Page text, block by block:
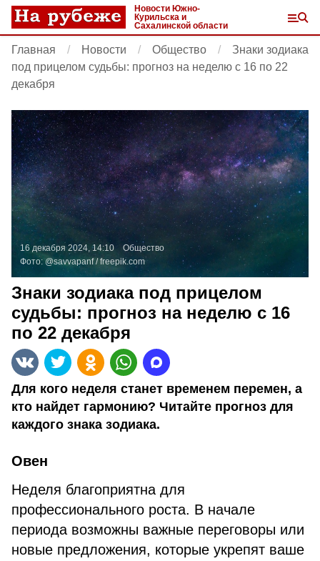
Новости Южно-
Курильска и
Сахалинской области
Главная Новости Общество
Знаки зодиака
под прицелом судьбы: прогноз на неделю с 16 по 22
декабря
16 декабря 2024, 14:10
Общество
Фото:@savvapanf /freepik.com
Знаки зодиака под прицелом
судьбы: прогноз на неделю с 16
по 22 декабря
Для кого неделя станет временем перемен, а
кто найдет гармонию? Читайте прогноз для
каждого знака зодиака.
Овен
Неделя благоприятна для
профессионального роста. В начале
периода возможны важные переговоры или
новые предложения, которые укрепят ваше